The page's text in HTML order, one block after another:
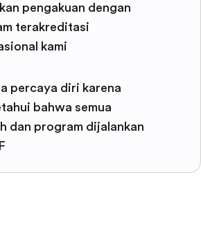
pengakuan dengan
terakreditasi
kami
percaya diri karena
bahwa semua
dan program dijalankan